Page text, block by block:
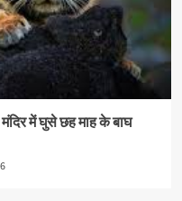
मंदिर में घुसे छह माह के बाघ